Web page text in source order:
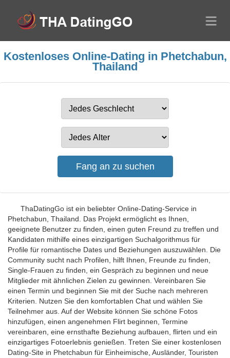
Kostenloses Online-Dating in Phetchabun,
Thailand
ThaDatingGo ist ein beliebter Online-Dating-Service in
Phetchabun, Thailand. Das Projekt ermöglicht es Ihnen,
geeignete Benutzer zu finden, einen guten Freund zu treffen und
Kandidaten mithilfe eines einzigartigen Suchalgorithmus für
Profile für romantische Dates und Beziehungen auszuwählen. Die
Community sucht nach Profilen, hilft Ihnen, Freunde zu finden,
Single-Frauen zu finden, ein Gespräch zu beginnen und neue
Mitglieder mit ähnlichen Zielen zu gewinnen. Vereinbaren Sie
einen Termin und beginnen Sie mit der Suche nach mehreren
Kriterien. Nutzen Sie den komfortablen Chat und wählen Sie
Teilnehmer aus. Auf der Website können Sie schöne Fotos
hinzufügen, einen angenehmen Flirt beginnen, Termine
vereinbaren, eine ernsthafte Beziehung aufbauen, flirten und ein
einzigartiges Fotoerlebnis genießen. Treten Sie einer kostenlosen
Dating-Site in Phetchabun für Einheimische, Ausländer, Touristen